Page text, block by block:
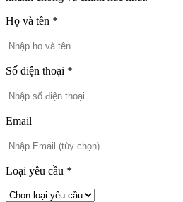
Họ và tên *
Số điện thoại *
Email
Loại yêu cầu *